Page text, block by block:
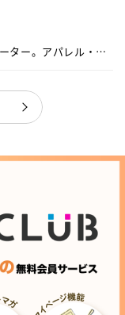
ター。アパレル・キ